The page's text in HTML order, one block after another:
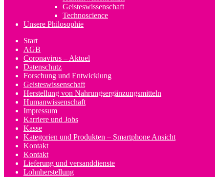
Geisteswissenschaft
Technoscience
Unsere Philosophie
Start
AGB
Coronavirus – Aktuel
Datenschutz
Forschung und Entwicklung
Geisteswissenschaft
Herstellung von Nahrungsergänzungsmitteln
Humanwissenschaft
Impressum
Karriere und Jobs
Kasse
Kategorien und Produkten – Smartphone Ansicht
Kontakt
Kontakt
Lieferung und versanddienste
Lohnherstellung